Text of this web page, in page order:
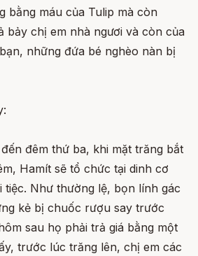
bằng máu của Tulip mà còn
bảy chị em nhà ngươi và còn của
những đứa bé nghèo nàn bị
đêm thứ ba, khi mặt trăng bắt
Hamít sẽ tổ chức tại dinh cơ
tiệc. Như thường lệ, bọn lính gác
kẻ bị chuốc rượu say trước
sau họ phải trả giá bằng một
trước lúc trăng lên, chị em các